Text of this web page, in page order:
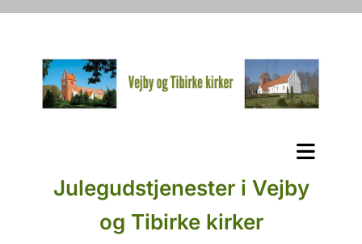
Julegudstjenester i Vejby
og Tibirke kirker